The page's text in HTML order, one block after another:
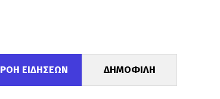
ΡΟΗ ΕΙΔΗΣΕΩΝ ΔΗΜΟΦΙΛΗ